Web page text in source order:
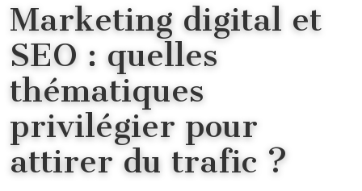
Marketing digital et
SEO : quelles
thématiques
privilégier pour
attirer du trafic ?